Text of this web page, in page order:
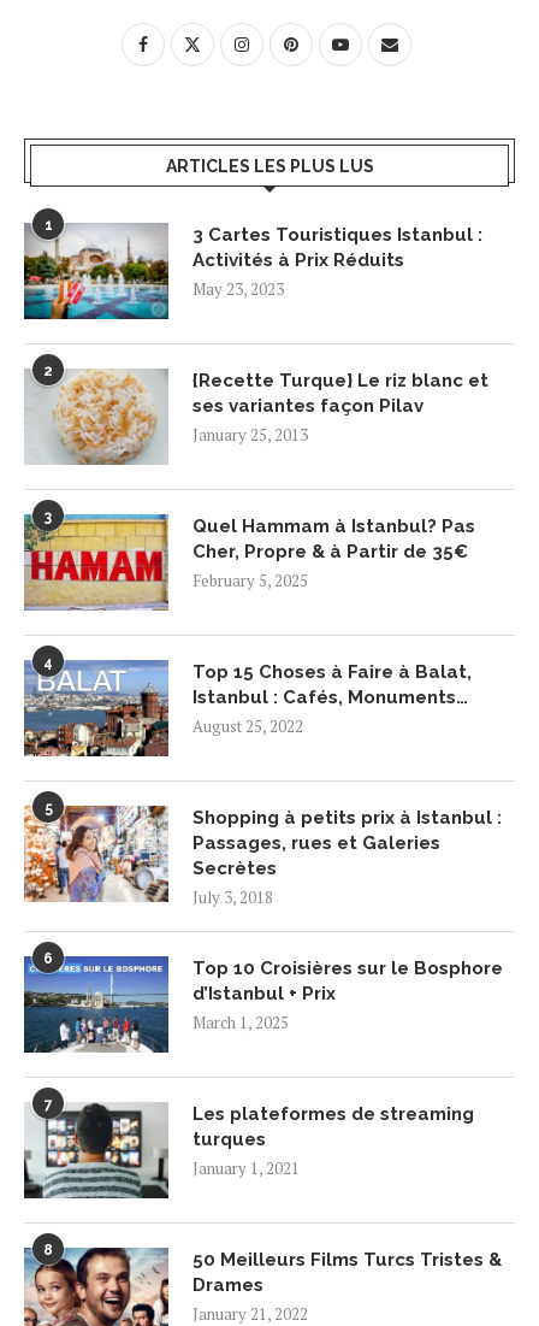
ARTICLES LES PLUS LUS
1
3 Cartes Touristiques Istanbul :
Activités à Prix Réduits
May 23, 2023
2
{Recette Turque} Le riz blanc et
ses variantes façon Pilav
January 25, 2013
3
Quel Hammam à Istanbul? Pas
Cher, Propre & à Partir de 35€
February 5, 2025
4
Top 15 Choses à Faire à Balat,
Istanbul : Cafés, Monuments…
August 25, 2022
5
Shopping à petits prix à Istanbul :
Passages, rues et Galeries
Secrètes
July 3, 2018
6
Top 10 Croisières sur le Bosphore
d’Istanbul + Prix
March 1, 2025
7
Les plateformes de streaming
turques
January 1, 2021
8
50 Meilleurs Films Turcs Tristes &
Drames
January 21, 2022